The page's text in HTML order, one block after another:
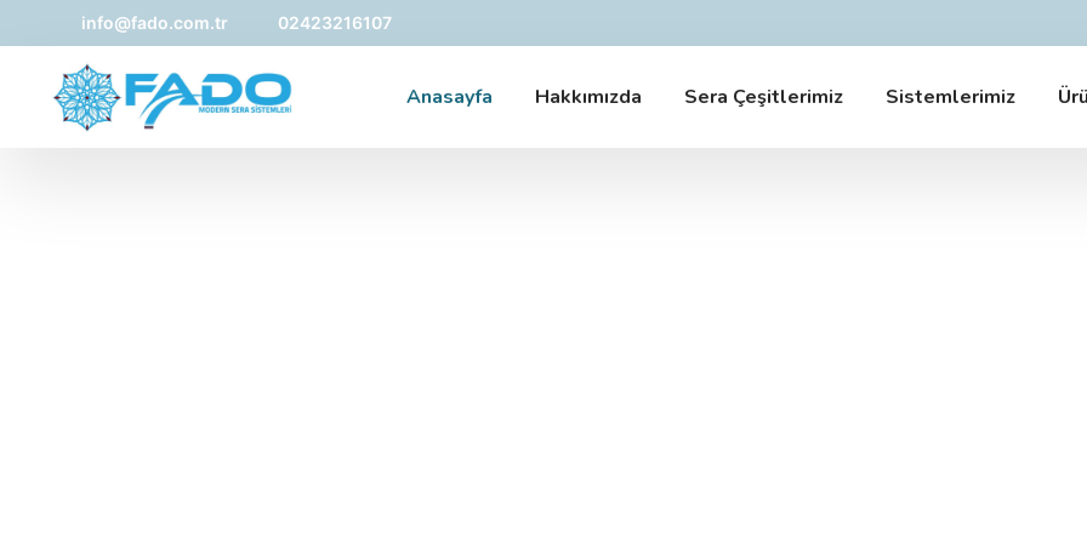
info@fado.com.tr 02423216107
Anasayfa Hakkımızda Sera Çeşitlerimiz Sistemlerimiz